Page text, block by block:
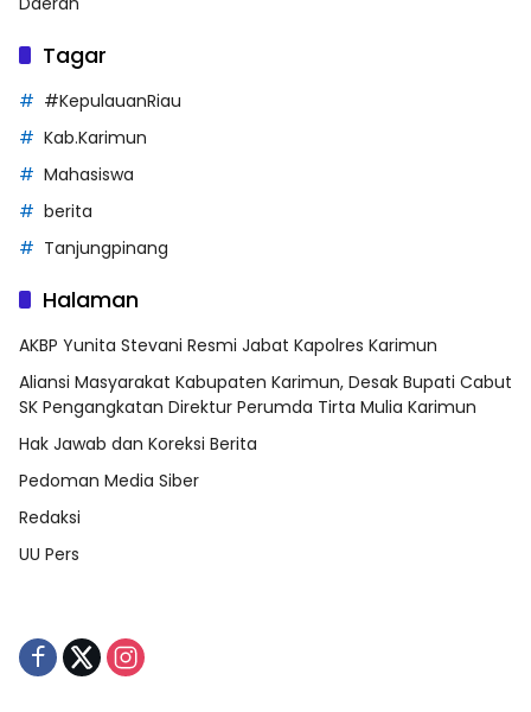
Tagar
#KepulauanRiau
Kab.Karimun
Mahasiswa
berita
Tanjungpinang
Halaman
AKBP Yunita Stevani Resmi Jabat Kapolres Karimun
Aliansi Masyarakat Kabupaten Karimun, Desak Bupati Cabut
SK Pengangkatan Direktur Perumda Tirta Mulia Karimun
Hak Jawab dan Koreksi Berita
Pedoman Media Siber
Redaksi
UU Pers